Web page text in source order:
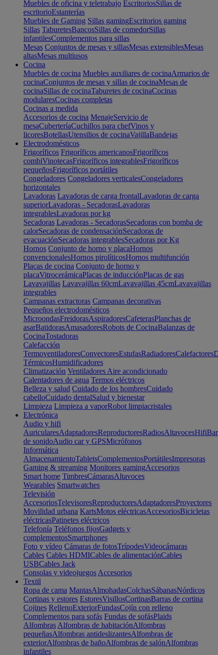
Muebles de oficina y teletrabajo EscritoriosSillas de
escritorioEstanterías
Muebles de Gaming Sillas gamingEscritorios gaming
Sillas TaburetesBancosSillas de comedorSillas
infantilesComplementos para sillas
Mesas Conjuntos de mesas y sillasMesas extensiblesMesas
altasMesas multiusos
Cocina
Muebles de cocina Muebles auxiliares de cocinaArmarios de
cocinaConjuntos de mesas y sillas de cocinaMesas de
cocinaSillas de cocinaTaburetes de cocinaCocinas
modularesCocinas completas
Cocinas a medida
Accesorios de cocina MenajeServicio de
mesaCuberteríaCuchillos para chefVinos y
licoresBotellasUtensilios de cocinaVajillaBandejas
Electrodomésticos
Frigoríficos Frigoríficos americanosFrigoríficos
combiVinotecasFrigoríficos integrablesFrigoríficos
pequeñosFrigoríficos portátiles
Congeladores Congeladores verticalesCongeladores
horizontales
Lavadoras Lavadoras de carga frontalLavadoras de carga
superiorLavadoras - SecadorasLavadoras
integrablesLavadoras por kg
Secadoras Lavadoras - SecadorasSecadoras con bomba de
calorSecadoras de condensaciónSecadoras de
evacuaciónSecadoras integrablesSecadoras por Kg
Hornos Conjunto de horno y placaHornos
convencionalesHornos pirolíticosHornos multifunción
Placas de cocina Conjunto de horno y
placaVitrocerámicaPlacas de inducciónPlacas de gas
Lavavajillas Lavavajillas 60cmLavavajillas 45cmLavavajillas
integrables
Campanas extractoras Campanas decorativas
Pequeños electrodomésticos
MicroondasFreidorasAspiradoresCafeterasPlanchas de
asarBatidorasAmasadoresRobots de CocinaBalanzas de
CocinaTostadoras
Calefacción
TermoventiladoresConvectoresEstufasRadiadoresCalefactores
TérmicosHumidificadores
Climatización Ventiladores Aire acondicionado
Calentadores de agua Termos eléctricos
Belleza y salud Cuidado de los hombresCuidado
cabelloCuidado dentalSalud y bienestar
Limpieza Limpieza a vaporRobot limpiacristales
Electrónica
Audio y hifi
AuricularesAdaptadoresReproductoresRadiosAltavocesHifi
de sonidoAudio car y GPSMicrófonos
Informática
AlmacenamientoTabletsComplementosPortátilesImpresoras
Gaming & streaming Monitores gamingAccesorios
Smart home TimbresCámarasAltavoces
Wearables Smartwatches
Televisión
AccesoriosTelevisoresReproductoresAdaptadoresProyectores
Movilidad urbana KartsMotos eléctricasAccesoriosBicicletas
eléctricasPatinetes eléctricos
Telefonía Teléfonos fijosGadgets y
complementosSmartphones
Foto y vídeo Cámaras de fotosTrípodesVideocámaras
Cables Cables HDMICables de alimentaciónCables
USBCables Jack
Consolas y videojuegos Accesorios
Textil
Ropa de cama MantasAlmohadasColchasSábanasNórdicos
Cortinas y estores EstoresVisillosCortinasBarras de cortina
Cojines RellenoExteriorFundasCojín con relleno
Complementos para sofás Fundas de sofásPlaids
Alfombras Alfombras de habitaciónAlfombras
pequeñasAlfombras antideslizantesAlfombras de
exteriorAlfombras de bañoAlfombras de salónAlfombras
infantiles